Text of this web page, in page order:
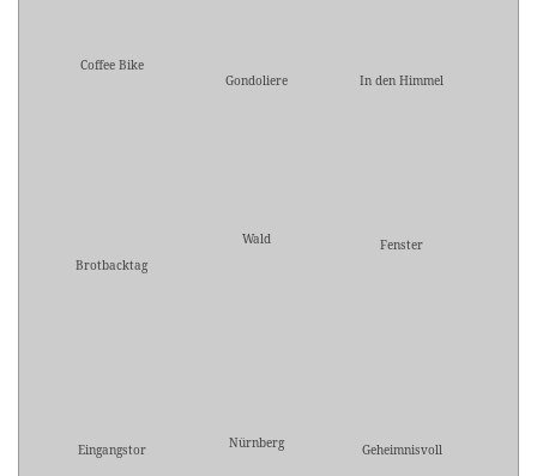
Coffee Bike
Gondoliere
In den Himmel
Brotbacktag
Wald Fenster
Eingangstor Nürnberg Geheimnisvoll